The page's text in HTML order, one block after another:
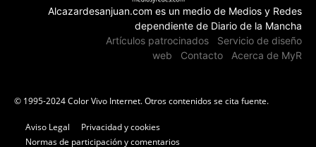
Alcazardesanjuan.com es un medio de Medios y Redes
dependiente de Diario de la Mancha
Artículos patrocinados
Servicio de diseño
web
Contacto Acerca de MyR
© 1995-2024 Color Vivo Internet. Otros contenidos se cita fuente.
Aviso Legal
Privacidad y cookies
Normas de participación y comentarios